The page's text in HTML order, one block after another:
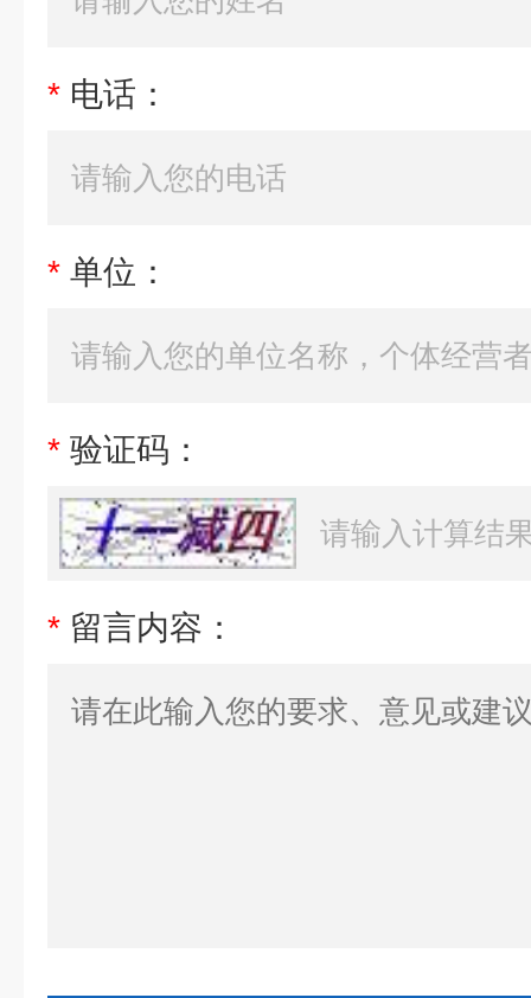
* 电话：
* 单位：
* 验证码：
* 留言内容：